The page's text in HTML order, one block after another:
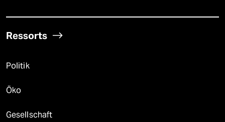
Ressorts
Politik
Öko
Gesellschaft